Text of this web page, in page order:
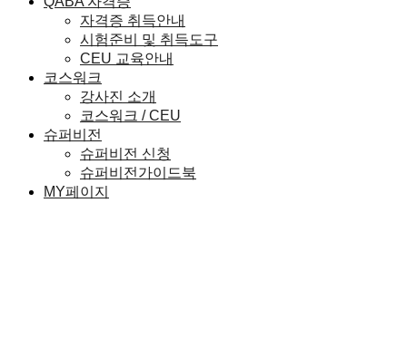
자격증 취득안내
시험준비 및 취득도구
CEU 교육안내
코스워크
강사진 소개
코스워크 / CEU
슈퍼비전
슈퍼비전 신청
슈퍼비전가이드북
MY페이지